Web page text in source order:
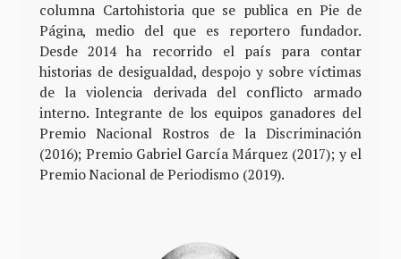
columna Cartohistoria que se publica en Pie de
Página, medio del que es reportero fundador.
Desde 2014 ha recorrido el país para contar
historias de desigualdad, despojo y sobre víctimas
de la violencia derivada del conflicto armado
interno. Integrante de los equipos ganadores del
Premio Nacional Rostros de la Discriminación
(2016); Premio Gabriel García Márquez (2017); y el
Premio Nacional de Periodismo (2019).